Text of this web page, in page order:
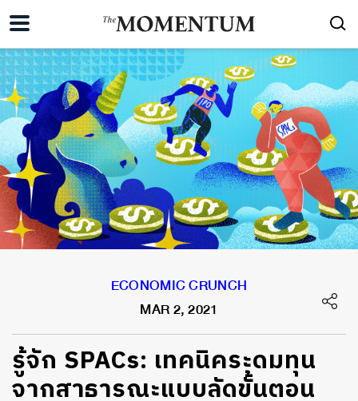
ECONOMIC CRUNCH
MAR 2, 2021
รู้จัก SPACs: เทคนิคระดมทุน
จากสาธารณะแบบลัดขั้นตอน